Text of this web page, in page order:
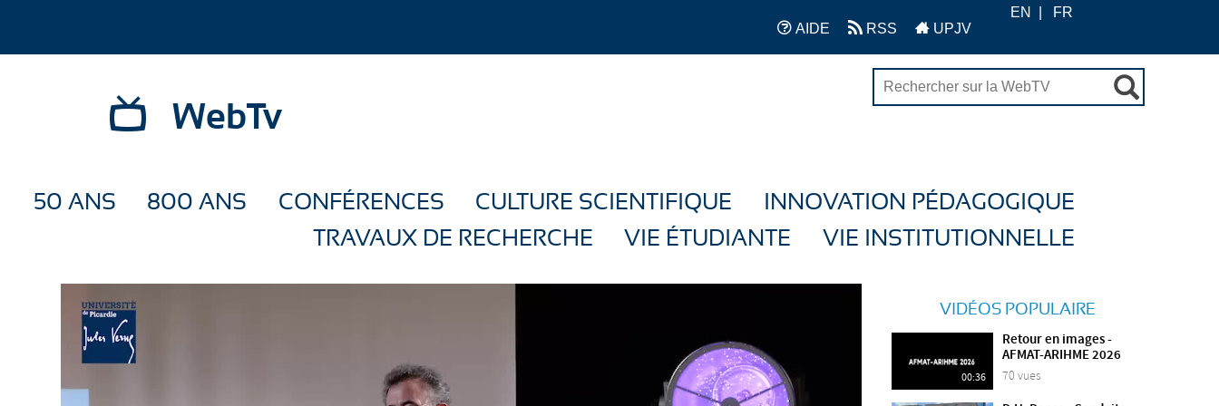
AIDE RSS UPJV
EN FR
WebTv
50 ANS 800 ANS CONFÉRENCES CULTURE SCIENTIFIQUE
INNOVATION PÉDAGOGIQUE
TRAVAUX DE RECHERCHE
VIE ÉTUDIANTE VIE INSTITUTIONNELLE
VIDÉOS POPULAIRE
00:36
Retour en images -
AFMAT-ARIHME 2026
70 vues